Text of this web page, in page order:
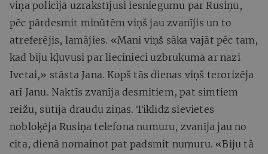
viņa policijā uzrakstījusi iesniegumu par Rusiņu,
pēc pārdesmit minūtēm viņš jau zvanījis un to
atreferējis, lamājies. «Mani viņš sāka vajāt pēc tam,
kad biju kļuvusi par liecinieci uzbrukumā ar nazi
Ivetai,» stāsta Jana. Kopš tās dienas viņš terorizēja
arī Janu. Naktīs zvanīja desmitiem, pat simtiem
reižu, sūtīja draudu ziņas. Tiklīdz sievietes
nobloķēja Rusiņa telefona numuru, zvanīja jau no
cita, dienā nomainot pat padsmit numuru. «Biju tā